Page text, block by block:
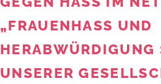
„FRAUENHASS UND
HERABWÜRDIGUNG
UNSERER